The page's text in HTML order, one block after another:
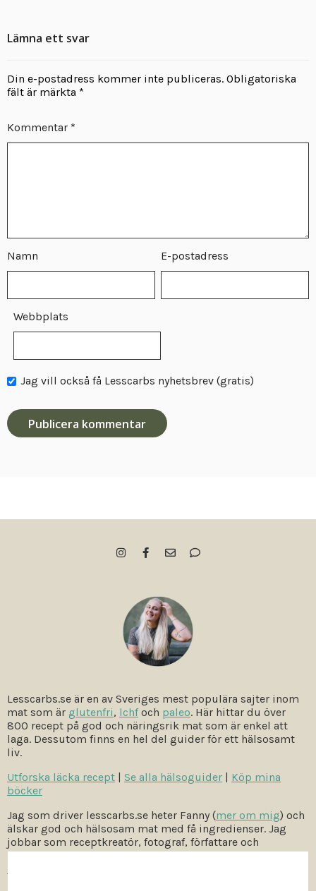
Lämna ett svar
Din e-postadress kommer inte publiceras. Obligatoriska
fält är märkta *
Kommentar *
Namn E-postadress
Webbplats
Jag vill också få Lesscarbs nyhetsbrev (gratis)
Lesscarbs.se är en av Sveriges mest populära sajter inom
mat som är glutenfri, lchfoch paleo. Här hittar du över
800 recept på god och näringsrik mat som är enkel att
laga. Dessutom finns en hel del guider för ett hälsosamt
liv.
Utforska läcka recept | Se alla hälsoguider | Köp mina
böcker
Jag som driver lesscarbs.se heter Fanny (mer om mig) och
älskar god och hälsosam mat med få ingredienser. Jag
jobbar som receptkreatör, fotograf, författare och
hälsoinspiratör. Vill du samarbeta med mig –kontakta